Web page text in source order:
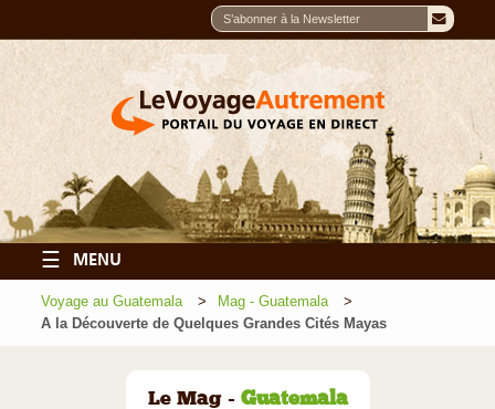
☰ MENU
Voyage au Guatemala
Mag - Guatemala
A la Découverte de Quelques Grandes Cités Mayas
Le Mag - Guatemala